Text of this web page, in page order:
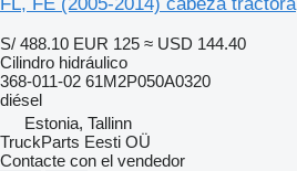
S/ 488.10 EUR 125 ≈ USD 144.40
Cilindro hidráulico
368-011-02 61M2P050A0320
diésel
Estonia, Tallinn
TruckParts Eesti OÜ
Contacte con el vendedor